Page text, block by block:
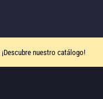
¡Descubre nuestro catálogo!